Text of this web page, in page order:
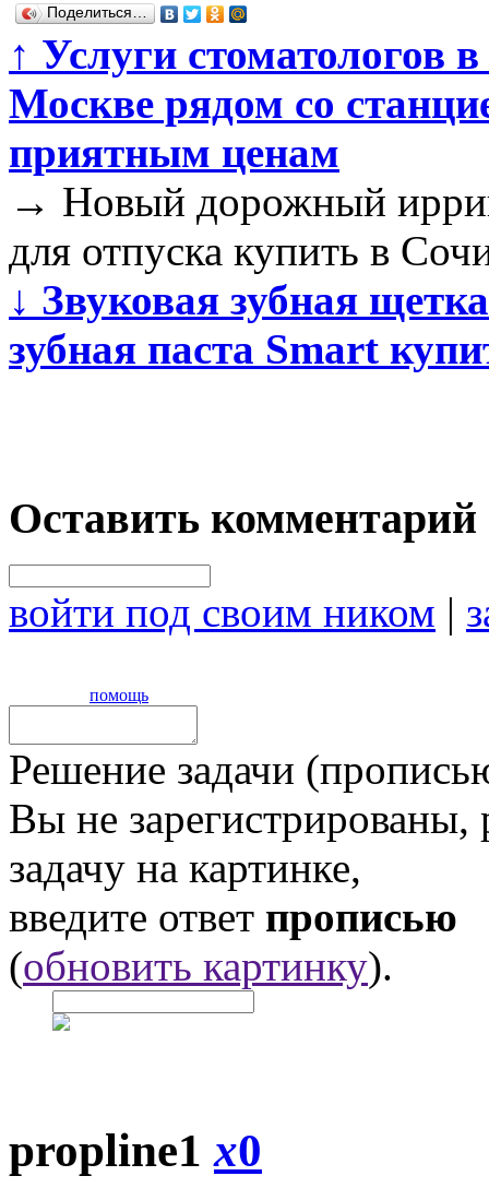
Поделиться…
↑ Услуги стоматологов
Москве рядом со
приятным ценам
→ Новый дорожный
для отпуска купить в
↓ Звуковая зубная
зубная паста Smart
Оставить комментарий
войти под своим ником |
помощь
Решение задачи
Вы не
задачу на картинке,
введите ответ прописью
(обновить картинку).
propline1x0